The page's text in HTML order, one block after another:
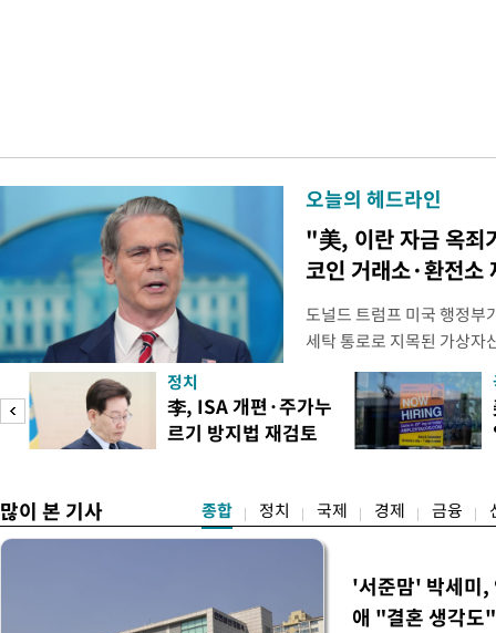
오늘의 헤드라인
"美, 이란 자금 옥죄
코인 거래소·환전소
도널드 트럼프 미국 행정부
세탁 통로로 지목된 가상자
무더기 제재했다. 미 재무
이란혁명수비대(IRGC) 자
래소와, 이란의 해외 석유
트워크를 각각 제재한다고
정치
李, ISA 개편·주가누
르기 방지법 재검토
많이 본 기사 종합 정치 국제 경제 금융
'서준맘' 박세미,
애 "결혼 생각도"